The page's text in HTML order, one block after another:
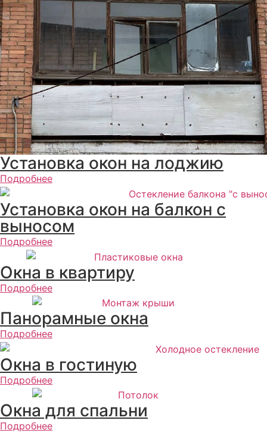
Установка окон на лоджию
Подробнее
Установка окон на балкон с
выносом
Подробнее
Окна в квартиру
Подробнее
Панорамные окна
Подробнее
Окна в гостиную
Подробнее
Окна для спальни
Подробнее